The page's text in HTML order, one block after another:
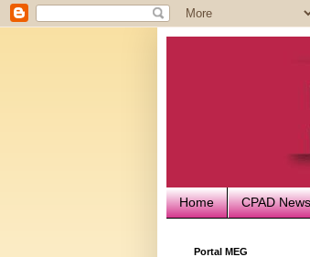
Home CPAD News
Portal MEG